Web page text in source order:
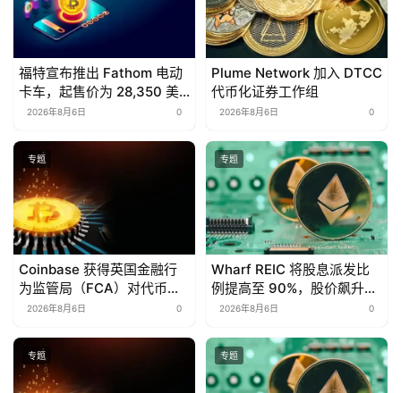
福特宣布推出 Fathom 电动
卡车，起售价为 28,350 美
元2026年8月6日 0
Plume Network 加入 DTCC
代币化证券工作组
2026年8月6日 0
专题
Coinbase 获得英国金融行
为监管局（FCA）对代币化
美国股票的全面授权
2026年8月6日 0
专题
Wharf REIC 将股息派发比
例提高至 90%，股价飙升
13.7%
2026年8月6日 0
专题 专题